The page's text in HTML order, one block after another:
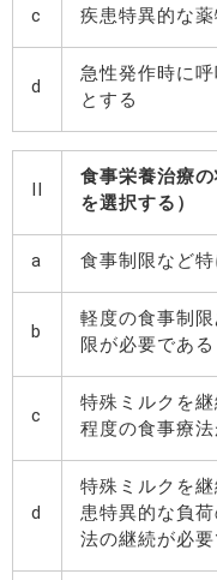
c 疾患特異的な
d
急性発作時に
とする
II
食事栄養治療
を選択する）
a 食事制限など
b
軽度の食事制
限が必要である
c
特殊ミルクを
程度の食事療
d
特殊ミルクを
患特異的な負
法の継続が必要